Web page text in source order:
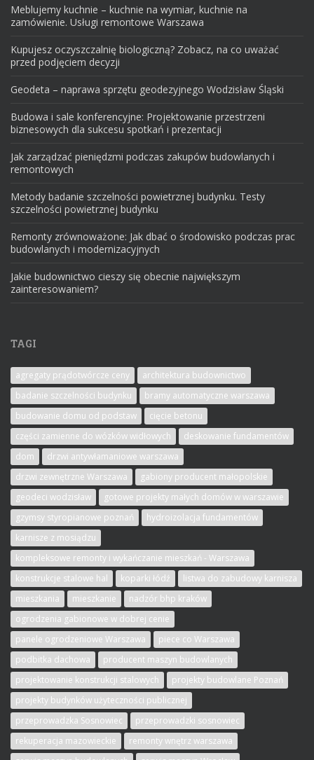
Meblujemy kuchnie – kuchnie na wymiar, kuchnie na
zamówienie. Usługi remontowe Warszawa
Kupujesz oczyszczalnię biologiczną? Zobacz, na co uważać
przed podjęciem decyzji
Geodeta – naprawa sprzętu geodezyjnego Wodzisław Śląski
Budowa i sale konferencyjne: Projektowanie przestrzeni
biznesowych dla sukcesu spotkań i prezentacji
Jak zarządzać pieniędzmi podczas zakupów budowlanych i
remontowych
Metody badanie szczelności powietrznej budynku. Testy
szczelności powietrznej budynku
Remonty zrównoważone: Jak dbać o środowisko podczas prac
budowlanych i modernizacyjnych
Jakie budownictwo cieszy się obecnie największym
zainteresowaniem?
TAGI
agregaty prądotwórcze ceny
architektura budownictwo
badanie szczelności budynku
bramy automatyczne warszawa
budowanie domu od podstaw
cięcie betonu
części zamienne do wózków widłowych
deskowanie fundamentów
dom
drzwi antywłamaniowe warszawa
drzwi zewnętrzne Warszawa
gabiony producent małopolskie
geodeci wodzisław
gotowe projekty małych domów w warszawie
gzymsy styropianowe poznań
hydroizolacja fundamentów
karnisze z mosiądzu
kompleksowe remonty i wykańczanie mieszkań - Warszawa
konstrukcje stalowe hal
koparki łódź
listwa do zabudowy karnisza
mieszkania
mieszkanie
nadzór bhp kraków
ogrodzenia gabionowe w dobrej cenie
panele ogrodzeniowe Warszawa
piece co Warszawa
podbitka dachowa
producent maszyn budowlanych
projektowanie konstrukcji stalowych
projekty budowlane Poznań
projekty budynków użyteczności publicznej
przeprowadzka Sosnowiec
przeprowadzki sosnowiec
rekuperacja mazowieckie
remonty wnętrz warszawa